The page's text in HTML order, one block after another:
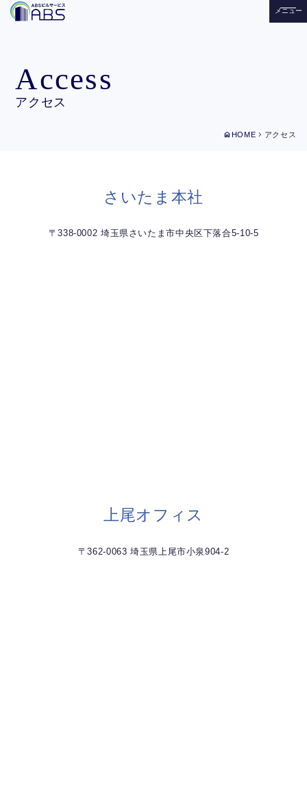
メニュー
Access
アクセス
homeHOME chevron_right アクセス
さいたま本社
〒338-0002 埼玉県さいたま市中央区下落合5-10-5
上尾オフィス
〒362-0063 埼玉県上尾市小泉904-2